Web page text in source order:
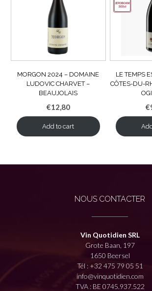
MORGON 2024 – DOMAINE
LUDOVIC CHARVET –
BEAUJOLAIS
€12,80
Add to cart
LE TEMPS
CÔTES-DU-
€
NOUS CONTACTER
Vin Quotidien SRL
Grote Baan, 197
1650 Beersel
Tél : +32 475 79 05 51
info@vinquotidien.com
TVA : BE 0745.937.522